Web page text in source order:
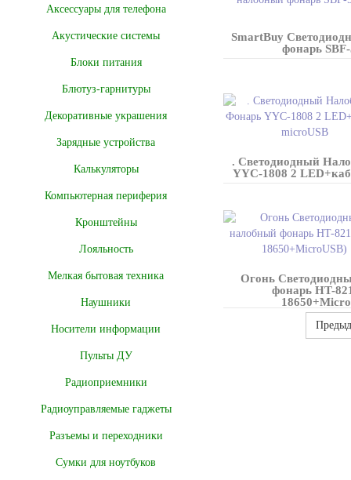
Аксессуары для телефона
Акустические системы
Блоки питания
Блютуз-гарнитуры
Декоративные украшения
Зарядные устройства
Калькуляторы
Компьютерная периферия
Кронштейны
Лояльность
Мелкая бытовая техника
Наушники
Носители информации
Пульты ДУ
Радиоприемники
Радиоуправляемые гаджеты
Разъемы и переходники
Сумки для ноутбуков
SmartBuy
фонарь
. Светодиодный
YYC-1808 2
Огонь
фонарь HT-